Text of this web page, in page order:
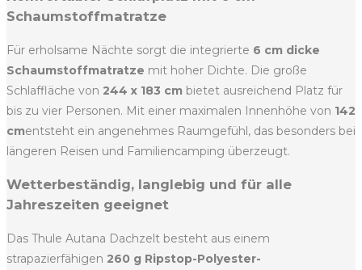
Schaumstoffmatratze
Für erholsame Nächte sorgt die integrierte 6 cm dicke
Schaumstoffmatratze mit hoher Dichte. Die große
Schlaffläche von 244 x 183 cm bietet ausreichend Platz für
bis zu vier Personen. Mit einer maximalen Innenhöhe von 142
cmentsteht ein angenehmes Raumgefühl, das besonders bei
längeren Reisen und Familiencamping überzeugt.
Wetterbeständig, langlebig und für alle
Jahreszeiten geeignet
Das Thule Autana Dachzelt besteht aus einem
strapazierfähigen 260 g Ripstop-Polyester-